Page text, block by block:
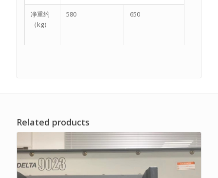
净重约
（kg）
580 650
Related products